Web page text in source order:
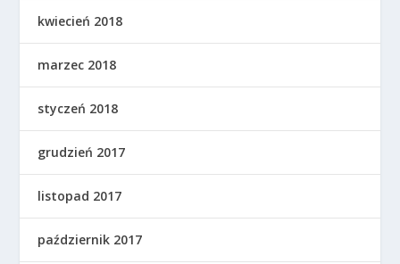
kwiecień 2018
marzec 2018
styczeń 2018
grudzień 2017
listopad 2017
październik 2017